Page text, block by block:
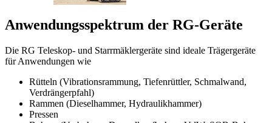
Anwendungsspektrum der RG-Geräte
Die RG Teleskop- und Starrmäklergeräte sind ideale Trägergeräte
für Anwendungen wie
Rütteln (Vibrationsrammung, Tiefenrüttler, Schmalwand,
Verdrängerpfahl)
Rammen (Dieselhammer, Hydraulikhammer)
Pressen